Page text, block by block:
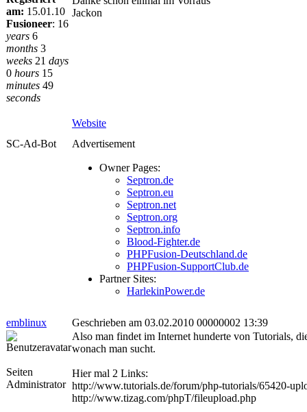
am: 15.01.10
Fusioneer: 16
years 6
months 3
weeks 21 days
0 hours 15
minutes 49
seconds
Jackon
Website
SC-Ad-Bot
Advertisement
Owner Pages:
Septron.de
Septron.eu
Septron.net
Septron.org
Septron.info
Blood-Fighter.de
PHPFusion-Deutschland.de
PHPFusion-SupportClub.de
Partner Sites:
HarlekinPower.de
emblinux Geschrieben am 03.02.2010 00000002 13:39
Seiten
Administrator
Also man findet im Internet hunderte von Tutorials,
wonach man sucht.
Hier mal 2 Links:
http://www.tutorials.de/forum/php-tutorials/65420-
http://www.tizag.com/phpT/fileupload.php